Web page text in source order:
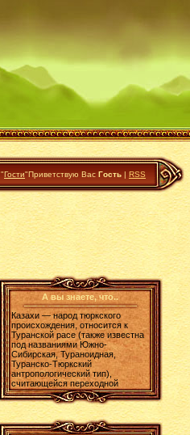
"Гости"Приветствую Вас Гость | RSS
А вы знаете, что..
Казахи — народ тюркского
происхождения, относится к
Туранской расе (также известна
под названиями Южно-
Сибирская, Тураноидная,
Туранско-Тюркский
антропологический тип),
считающейся переходной